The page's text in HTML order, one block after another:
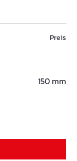
Preis
150 mm